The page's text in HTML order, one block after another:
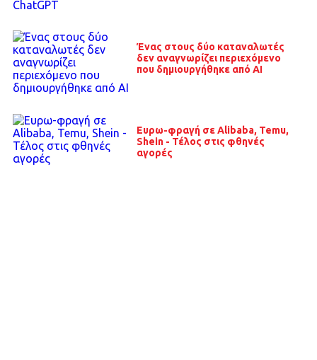
Ένας στους δύο καταναλωτές
δεν αναγνωρίζει περιεχόμενο
που δημιουργήθηκε από AΙ
Ευρω-φραγή σε Alibaba, Temu,
Shein - Τέλος στις φθηνές
αγορές